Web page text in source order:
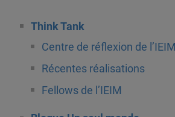
Think Tank
Centre de réflexion de l’IEIM
Récentes réalisations
Fellows de l’IEIM